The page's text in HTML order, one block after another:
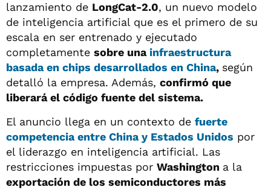
lanzamiento de LongCat-2.0, un nuevo modelo
de inteligencia artificial que es el primero de su
escala en ser entrenado y ejecutado
completamente sobre unainfraestructura
basada en chips desarrollados en China, según
detalló la empresa. Además, confirmó que
liberará el código fuente del sistema.
El anuncio llega en un contexto de fuerte
competencia entre China y Estados Unidos por
el liderazgo en inteligencia artificial. Las
restricciones impuestas por Washington a la
exportación de los semiconductores más